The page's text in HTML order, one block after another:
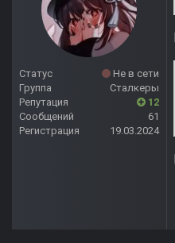
Статус
Не в сети
Группа
Сталкеры
Репутация
12
Сообщений
61
Регистрация
19.03.2024